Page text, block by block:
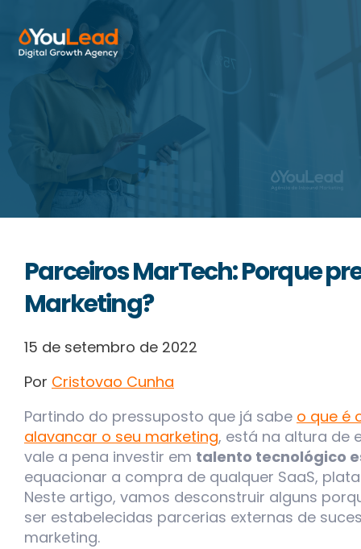
HubSpot
Contactos
Parceiros MarTech: Porque
Marketing?
15 de setembro de 2022
Por Cristovao Cunha
Partindo do pressuposto que já sabe o que é
alavancar o seu marketing, está na altura de
vale a pena investir em talento tecnológico
equacionar a compra de qualquer SaaS,
Neste artigo, vamos desconstruir alguns
ser estabelecidas parcerias externas de
marketing.